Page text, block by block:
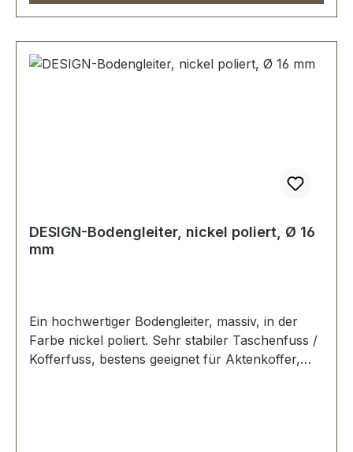
DESIGN-Bodengleiter, nickel poliert, Ø 16
mm
Ein hochwertiger Bodengleiter, massiv, in der
Farbe nickel poliert. Sehr stabiler Taschenfuss /
Kofferfuss, bestens geeignet für Aktenkoffer,